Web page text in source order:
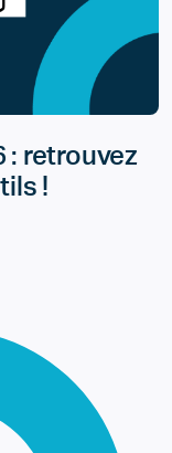
: retrouvez
!